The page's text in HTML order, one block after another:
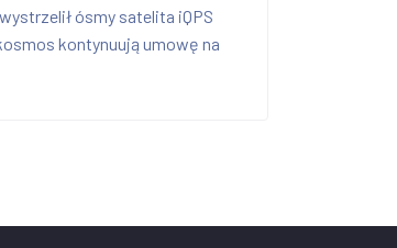
ósmy satelita iQPS
kontynuują umowę na